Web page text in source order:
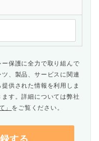
保護に全力で取り組んで
、製品、サービスに関連
供された情報を利用しま
す。詳細については弊社
」 をご覧ください。